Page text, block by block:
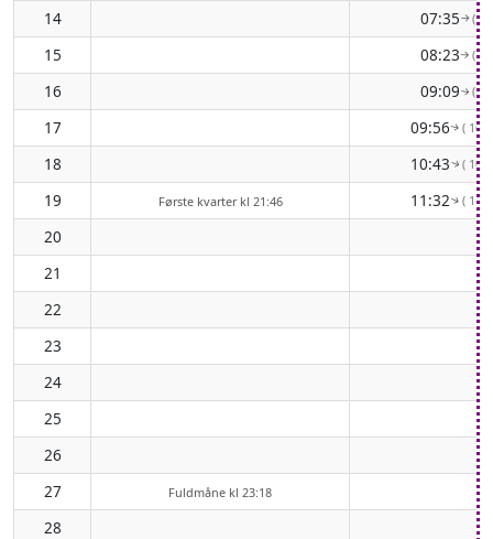
14 07:35↑ (
15 08:23↑ (
16 09:09↑(
17 09:56↑(
18 10:43↑(
19 Første kvarter kl 21:46 11:32↑(
20
21
22
23
24
25
26
27
Fuldmåne kl 23:18
28